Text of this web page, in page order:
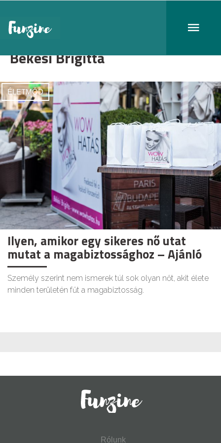
Békési Brigitta
ÉLETMÓD
Ilyen, amikor egy sikeres nő utat
mutat a magabiztossághoz – Ajánló
Személy szerint nem ismerek túl sok olyan nőt, akit élete
minden területén fűt a magabiztosság.
Rólunk